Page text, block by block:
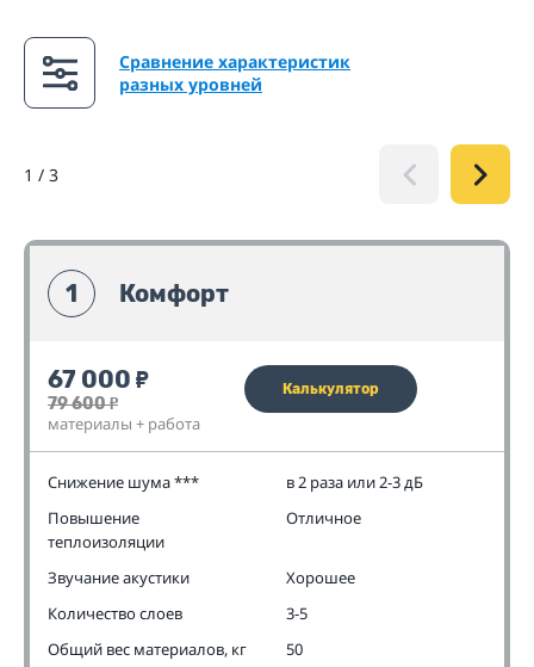
Сравнение характеристик
разных уровней
1 / 3
1 Комфорт
67 000 ₽
79 600₽
материалы + работа
Калькулятор
Снижение шума ***
в 2 раза или 2-3 дБ
Повышение
теплоизоляции
Отличное
Звучание акустики
Хорошее
Количество слоев
3-5
Общий вес материалов, кг
50